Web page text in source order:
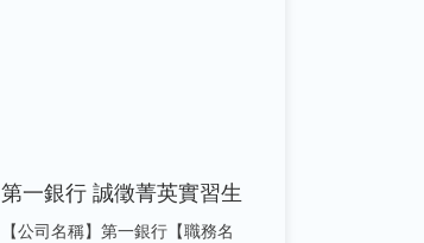
第一銀行 誠徵菁英實習生
【公司名稱】第一銀行【職務名